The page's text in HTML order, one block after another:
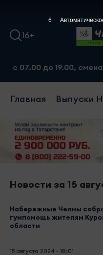
16+
до 19.00, смена -
Главная Выпуски
Новости за 15
Набережные Челны
гумпомощь жителям
области
15 августа 2024 - 18:01
5